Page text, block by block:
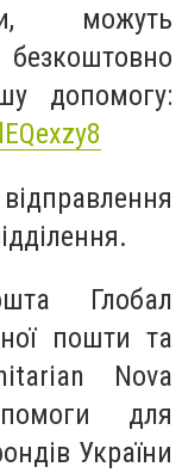
можуть
допомогу:
Глобал
пошти та
Nova
для
України